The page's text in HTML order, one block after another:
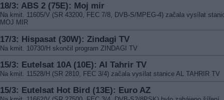
18/3: ABS 2 (75E): Moj mir
Na kmit. 11605/V (SR 43200, FEC 7/8, DVB-S/MPEG-4) začala vysílat
MOJ MIR
17/3: Hispasat (30W): Zindagi TV
Na kmit. 10730/H skončil program ZINDAGI TV
15/3: Eutelsat 10A (10E): Al Tahrir TV
Na kmit. 11528/H (SR 2810, FEC 3/4) začala vysílat stanice AL TAHRIR TV
15/3: Eutelsat Hot Bird (13E): Euro AZ